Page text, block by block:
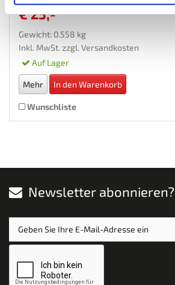
€ 25,-
Gewicht: 0.558 kg
Inkl. MwSt. zzgl. Versandkosten
Auf Lager
Mehr In den Warenkorb
Wunschliste
Newsletter abonnieren?